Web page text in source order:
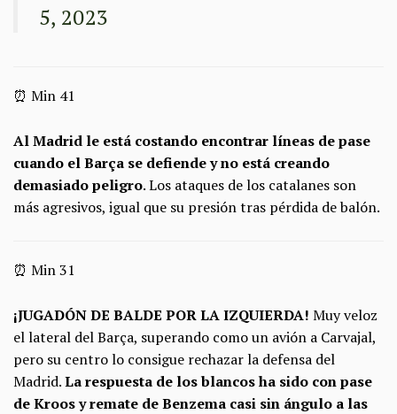
5, 2023
⏰ Min 41
Al Madrid le está costando encontrar líneas de pase
cuando el Barça se defiende y no está creando
demasiado peligro. Los ataques de los catalanes son
más agresivos, igual que su presión tras pérdida de balón.
⏰ Min 31
¡JUGADÓN DE BALDE POR LA IZQUIERDA! Muy veloz
el lateral del Barça, superando como un avión a Carvajal,
pero su centro lo consigue rechazar la defensa del
Madrid.La respuesta de los blancos ha sido con pase
de Kroos y remate de Benzema casi sin ángulo a las